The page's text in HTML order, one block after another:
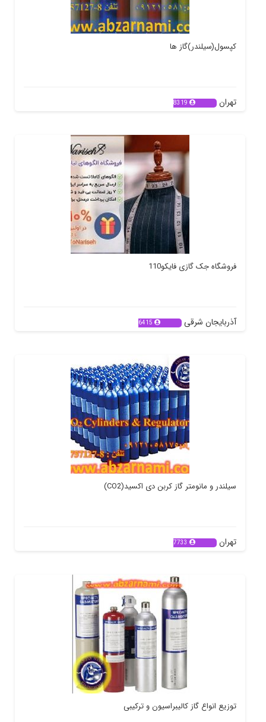
کپسول(سیلندر)گاز ها
تهران 8319
فروشگاه جک گازی فایکو110
آذربایجان شرقی 6415
سیلندر و مانومتر گاز کربن دی اکسید(CO2)
تهران 7733
توزیع انواع گاز کالیبراسیون و ترکیبی